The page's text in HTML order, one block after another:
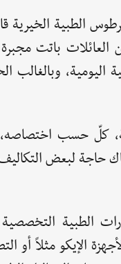
الطبية الخيرية
العائلات باتت
وبالغالب
كلّ حسب اختصاصه،
حاجة لبعض
الطبية التخصصية
الإيكو مثلاً أو